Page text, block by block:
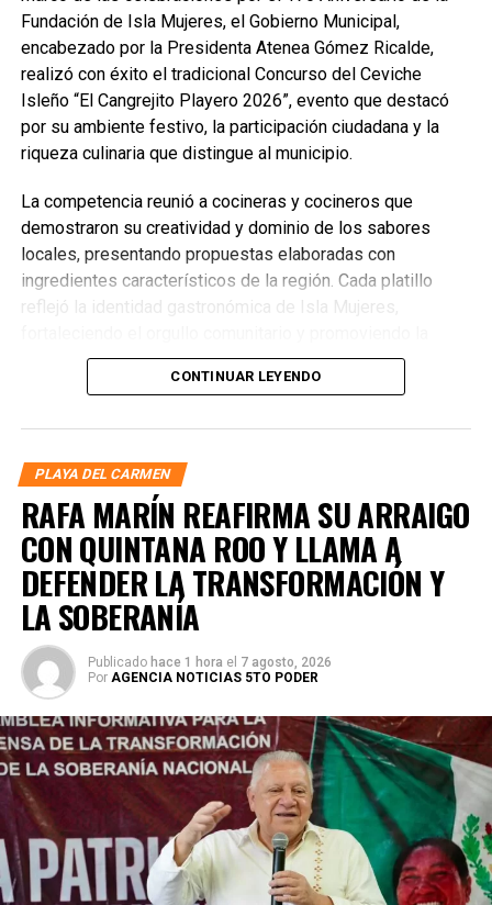
Fundación de Isla Mujeres, el Gobierno Municipal,
encabezado por la Presidenta Atenea Gómez Ricalde,
realizó con éxito el tradicional Concurso del Ceviche
Isleño “El Cangrejito Playero 2026”, evento que destacó
por su ambiente festivo, la participación ciudadana y la
riqueza culinaria que distingue al municipio.
La competencia reunió a cocineras y cocineros que
demostraron su creatividad y dominio de los sabores
locales, presentando propuestas elaboradas con
ingredientes característicos de la región. Cada platillo
reflejó la identidad gastronómica de Isla Mujeres,
preservación de las tradiciones culinarias que han dado
prestigio al destino.
El jurado reconoció el talento de las y los participantes,
otorgando el primer lugar a Pablo Enrique Castillo, quien
recibió un premio de 10 mil pesos. El segundo lugar fue
para Diego Martín Rosado, con 7 mil 500 pesos; mientras
que el tercer sitio lo obtuvo Pedro Canche, acreedor de 5
mil pesos. En cuarto lugar quedó Daniel Ruiz, con un
premio de 3 mil 500 pesos, y en quinto lugar Jacob Levi
CONTINUAR LEYENDO
PLAYA DEL CARMEN
RAFA MARÍN REAFIRMA SU ARRAIGO
CON QUINTANA ROO Y LLAMA A
DEFENDER LA TRANSFORMACIÓN Y
LA SOBERANÍA
Publicado hace 1 hora el 7 agosto, 2026
Por AGENCIA NOTICIAS 5TO PODER